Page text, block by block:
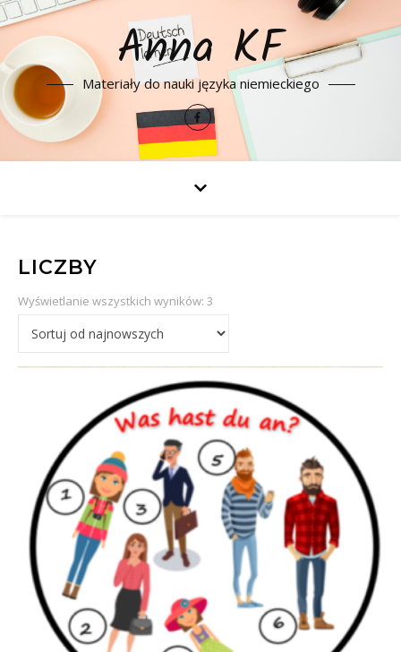
Anna KF
Materiały do nauki języka niemieckiego
LICZBY
Wyświetlanie wszystkich wyników: 3